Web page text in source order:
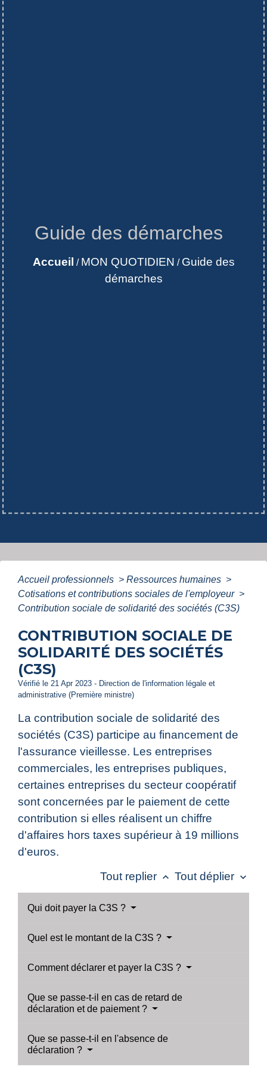
Guide des démarches
Accueil / MON QUOTIDIEN / Guide des
démarches
Accueil professionnels > Ressources humaines >
Cotisations et contributions sociales de l'employeur >
Contribution sociale de solidarité des sociétés (C3S)
CONTRIBUTION SOCIALE DE
SOLIDARITÉ DES SOCIÉTÉS
(C3S)
Vérifié le 21 Apr 2023 - Direction de l'information légale et
administrative (Première ministre)
La contribution sociale de solidarité des
sociétés (C3S) participe au financement de
l'assurance vieillesse. Les entreprises
commerciales, les entreprises publiques,
certaines entreprises du secteur coopératif
sont concernées par le paiement de cette
contribution si elles réalisent un chiffre
d'affaires hors taxes supérieur à 19 millions
d'euros.
Tout replier keyboard_arrow_up Tout déplier keyboard_arrow_down
Qui doit payer la C3S ?
Quel est le montant de la C3S ?
Comment déclarer et payer la C3S ?
Que se passe-t-il en cas de retard de
déclaration et de paiement ?
Que se passe-t-il en l'absence de
déclaration ?